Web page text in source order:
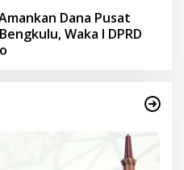
Dana Pusat
Waka I DPRD